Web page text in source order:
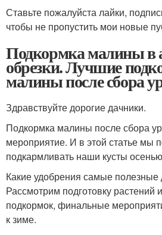
Ставьте пожалуйста лайки,
чтобы не пропустить мои новые
Подкормка малины в
обрезки. Лучшие
малины после сбора
Здравствуйте дорогие дачники.
Подкормка малины после сбора
мероприятие. И в этой статье мы
подкармливать наши кусты
Какие удобрения самые полезные
Рассмотрим подготовку растений
подкормок, финальные
к зиме.